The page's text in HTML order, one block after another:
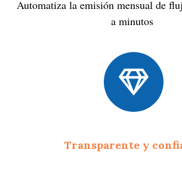
Automatiza la emisión mensual de
a minutos
Transparente y